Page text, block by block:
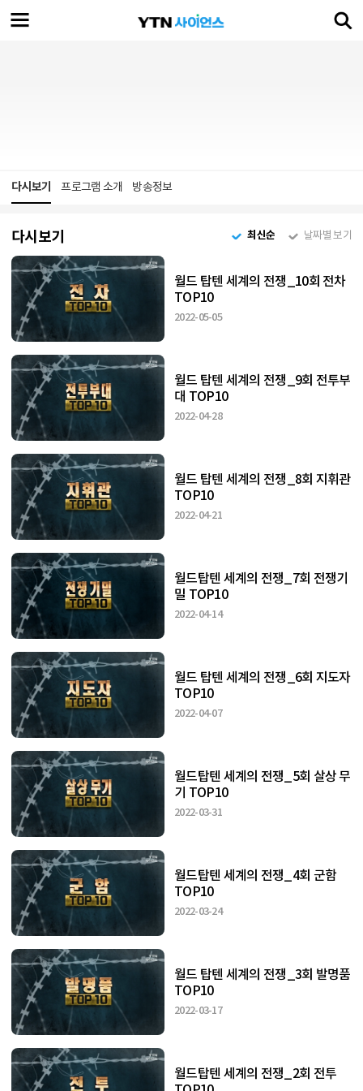
다시보기 프로그램 소개 방송정보
다시보기 최신순 날짜별 보기
월드 탑텐 세계의 전쟁_10회 전차
TOP10
2022-05-05
월드 탑텐 세계의 전쟁_9회 전투부
대 TOP10
2022-04-28
월드 탑텐 세계의 전쟁_8회 지휘관
TOP10
2022-04-21
월드탑텐 세계의 전쟁_7회 전쟁기
밀 TOP10
2022-04-14
월드 탑텐 세계의 전쟁_6회 지도자
TOP10
2022-04-07
월드탑텐 세계의 전쟁_5회 살상 무
기 TOP10
2022-03-31
월드탑텐 세계의 전쟁_4회 군함
TOP10
2022-03-24
월드 탑텐 세계의 전쟁_3회 발명품
TOP10
2022-03-17
월드탑텐 세계의 전쟁_2회 전투